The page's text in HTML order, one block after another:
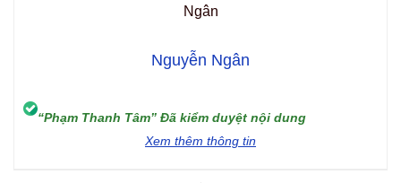
Nguyễn Ngân
“Phạm Thanh Tâm” Đã kiểm duyệt nội dung
Xem thêm thông tin